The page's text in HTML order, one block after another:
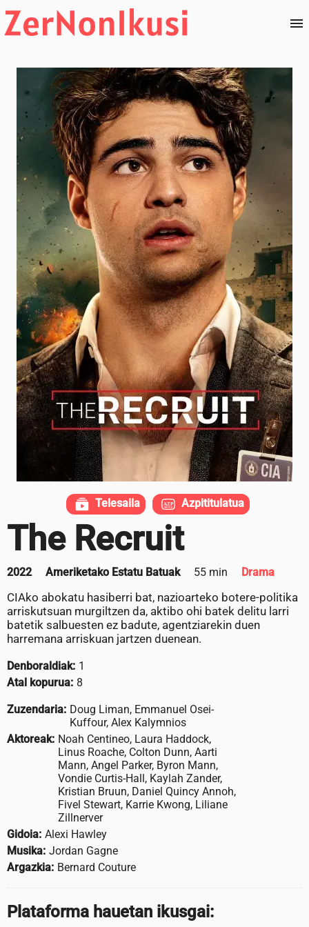
The Recruit
2022 Ameriketako Estatu Batuak 55 min Drama
CIAko abokatu hasiberri bat, nazioarteko botere-politika
arriskutsuan murgiltzen da, aktibo ohi batek delitu larri
batetik salbuesten ez badute, agentziarekin duen
harremana arriskuan jartzen duenean.
Denboraldiak: 1
Atal kopurua: 8
Zuzendaria: Doug Liman, Emmanuel Osei-
Kuffour, Alex Kalymnios
Aktoreak: Noah Centineo, Laura Haddock,
Linus Roache, Colton Dunn, Aarti
Mann, Angel Parker, Byron Mann,
Vondie Curtis-Hall, Kaylah Zander,
Kristian Bruun, Daniel Quincy Annoh,
Fivel Stewart, Karrie Kwong, Liliane
Zillnerver
Gidoia: Alexi Hawley
Musika: Jordan Gagne
Argazkia: Bernard Couture
Plataforma hauetan ikusgai:
Telesaila Azpititulatua